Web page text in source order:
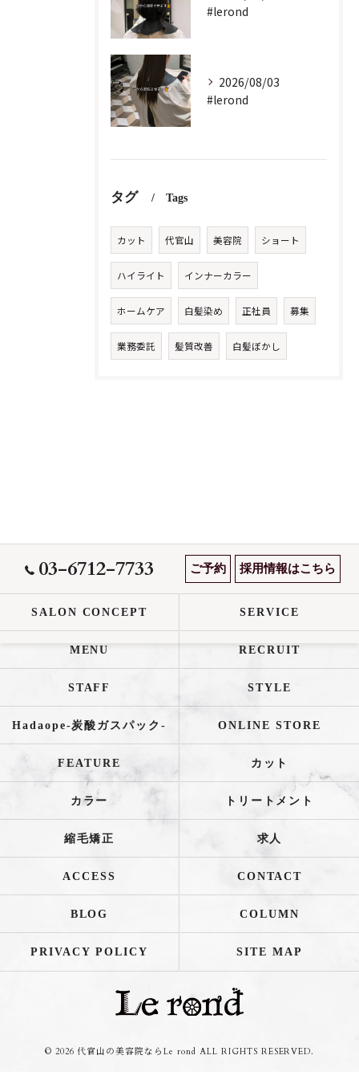
#lerond
2026/08/03
#lerond
タグ Tags
カット 代官山 美容院 ショート
ハイライト インナーカラー
ホームケア 白髪染め 正社員 募集
業務委託 髪質改善 白髪ぼかし
03-6712-7733 ご予約 採用情報はこちら
SALON CONCEPT SERVICE
MENU RECRUIT
STAFF STYLE
Hadaope-炭酸ガスパック- ONLINE STORE
FEATURE カット
カラー トリートメント
縮毛矯正 求人
ACCESS CONTACT
BLOG COLUMN
PRIVACY POLICY SITE MAP
© 2026 代官山の美容院ならLe rond ALL RIGHTS RESERVED.